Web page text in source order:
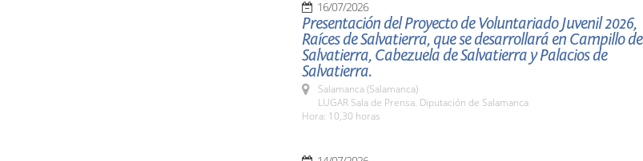
16/07/2026
Presentación del Proyecto de Voluntariado Juvenil 2026,
Raíces de Salvatierra, que se desarrollará en Campillo de
Salvatierra, Cabezuela de Salvatierra y Palacios de
Salvatierra.
Salamanca (Salamanca)
LUGAR Sala de Prensa. Diputación de Salamanca
Hora: 10,30 horas